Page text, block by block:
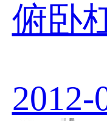
俯卧
2012-